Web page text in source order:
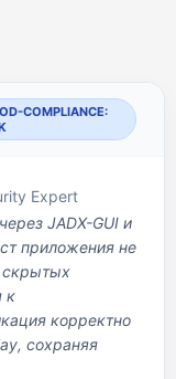
COMPLIANCE:
Expert
JADX-GUI и
приложения не
скрытых
к
корректно
сохраняя